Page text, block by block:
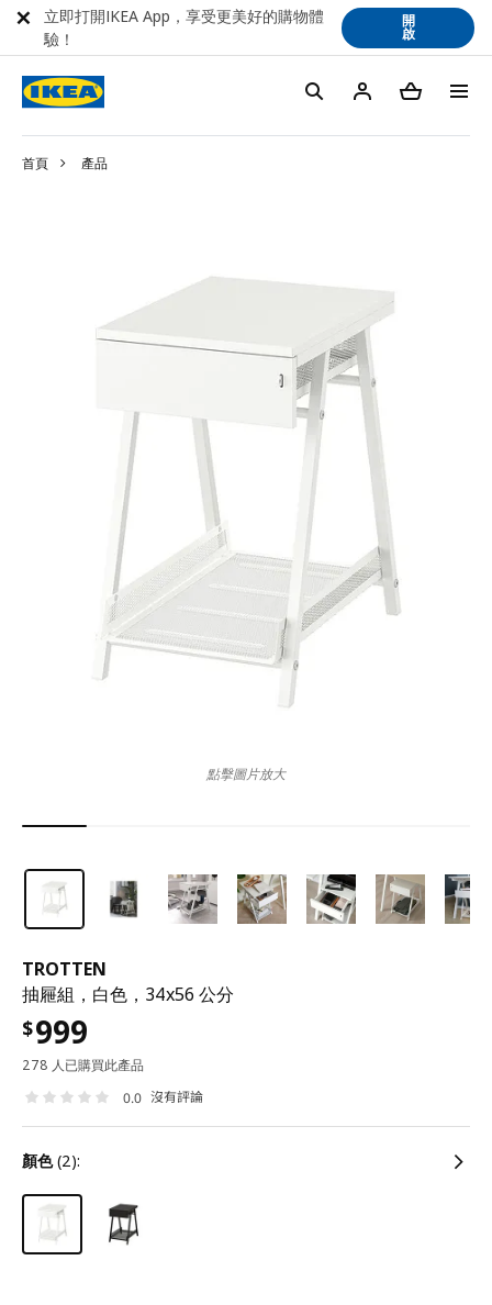
首頁 產品
TROTTEN
抽屜組，白色，34x56 公分
$999
278 人已購買此產品
0.0 沒有評論
顏色(2):
點擊圖片放大
立即打開IKEA App，享受更美好的購物體
驗！
開
啟